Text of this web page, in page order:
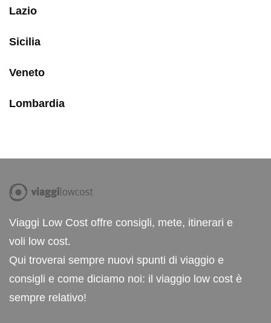
Lazio
Sicilia
Veneto
Lombardia
Viaggi Low Cost offre consigli, mete, itinerari e
voli low cost.
Qui troverai sempre nuovi spunti di viaggio e
consigli e come diciamo noi: il viaggio low cost è
sempre relativo!